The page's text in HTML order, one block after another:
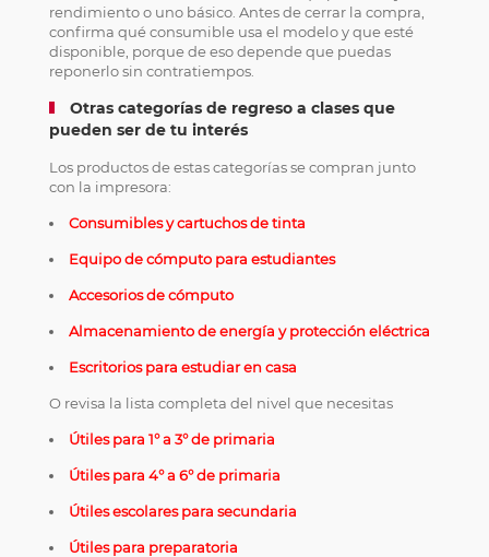
rendimiento o uno básico. Antes de cerrar la compra,
confirma qué consumible usa el modelo y que esté
disponible, porque de eso depende que puedas
reponerlo sin contratiempos.
Otras categorías de regreso a clases que
pueden ser de tu interés
Los productos de estas categorías se compran junto
con la impresora:
Consumibles y cartuchos de tinta
Equipo de cómputo para estudiantes
Accesorios de cómputo
Almacenamiento de energía y protección eléctrica
Escritorios para estudiar en casa
O revisa la lista completa del nivel que necesitas
Útiles para 1° a 3° de primaria
Útiles para 4° a 6° de primaria
Útiles escolares para secundaria
Útiles para preparatoria